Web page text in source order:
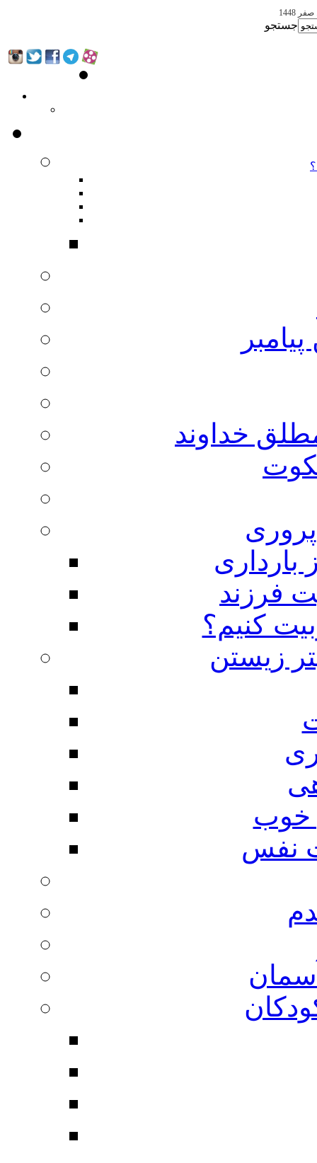
جستجو
خداوند
بارداری
فرزند
کنیم؟
زیستن
خوب
نفس